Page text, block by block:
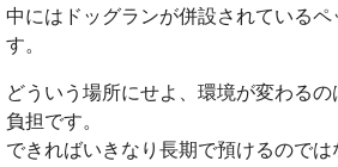
中にはドッグランが併設されているペ
す。
どういう場所にせよ、環境が変わる
負担です。
できればいきなり長期で預けるので